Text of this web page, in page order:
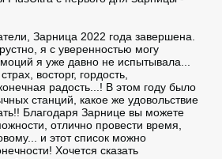
Зарница 2022 года завершена.
я с уверенностью могу
я уже давно не испытывала...
восторг, гордость,
радость...! В этом году было
станций, какое же удовольствие
Благодаря Зарнице вы можете
отлично провести время,
и этот список можно
Хочется сказать